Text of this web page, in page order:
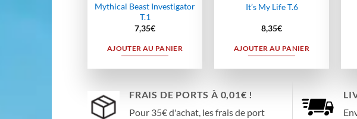
Mythical Beast Investigator
T.1
7,35€
AJOUTER AU PANIER
It’s My Life T.6
8,35€
AJOUTER AU PANIER
FRAIS DE PORTS À 0,01€ !
Pour 35€ d'achat, les frais de port